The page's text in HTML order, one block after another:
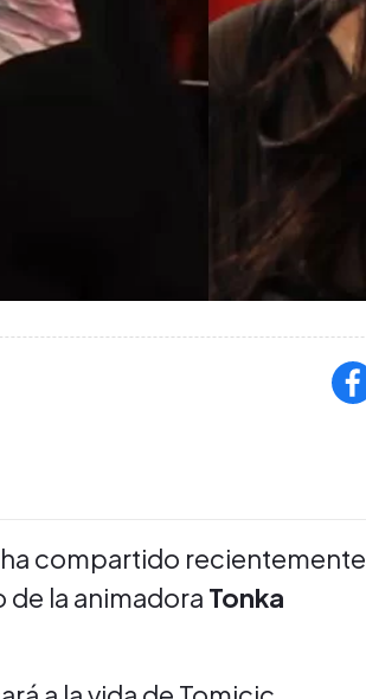
ha compartido recientemente
la animadora Tonka